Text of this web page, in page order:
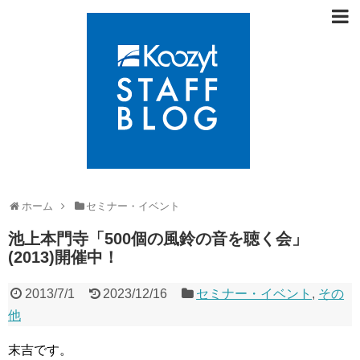
ホーム セミナー・イベント
池上本門寺「500個の風鈴の音を聴く会」
(2013)開催中！
2013/7/1 2023/12/16 セミナー・イベント , その
他
末吉です。